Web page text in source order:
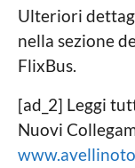
Ulteriori
nella sezione
FlixBus.
[ad_2] Leggi
Nuovi